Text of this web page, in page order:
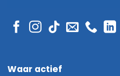
Waar actief